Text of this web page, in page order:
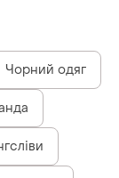
Чорний одяг